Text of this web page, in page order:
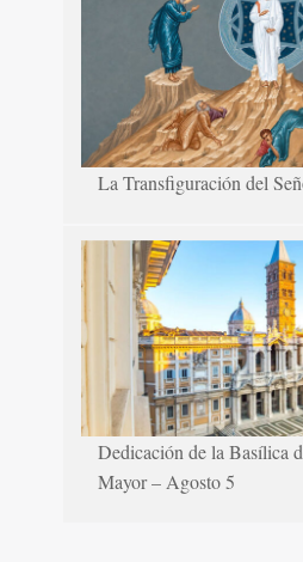
La Transfiguración del
Dedicación de la Basílica
Mayor – Agosto 5